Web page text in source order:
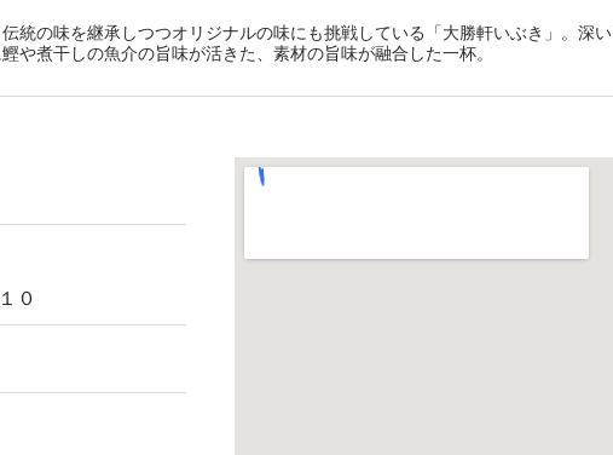
統の味を継承しつつオリジナルの味にも挑戦している「大勝軒いぶき」。深
や煮干しの魚介の旨味が活きた、素材の旨味が融合した一杯。
０